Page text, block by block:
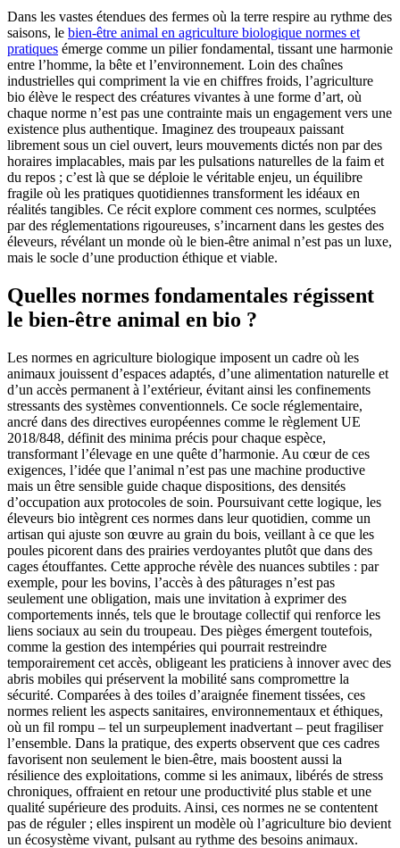
Dans les vastes étendues des fermes où la terre respire au rythme des
saisons, le bien-être animal en agriculture biologique normes et
pratiques émerge comme un pilier fondamental, tissant une harmonie
entre l’homme, la bête et l’environnement. Loin des chaînes
industrielles qui compriment la vie en chiffres froids, l’agriculture
bio élève le respect des créatures vivantes à une forme d’art, où
chaque norme n’est pas une contrainte mais un engagement vers une
existence plus authentique. Imaginez des troupeaux paissant
librement sous un ciel ouvert, leurs mouvements dictés non par des
horaires implacables, mais par les pulsations naturelles de la faim et
du repos ; c’est là que se déploie le véritable enjeu, un équilibre
fragile où les pratiques quotidiennes transforment les idéaux en
réalités tangibles. Ce récit explore comment ces normes, sculptées
par des réglementations rigoureuses, s’incarnent dans les gestes des
éleveurs, révélant un monde où le bien-être animal n’est pas un luxe,
mais le socle d’une production éthique et viable.
Quelles normes fondamentales régissent
le bien-être animal en bio ?
Les normes en agriculture biologique imposent un cadre où les
animaux jouissent d’espaces adaptés, d’une alimentation naturelle et
d’un accès permanent à l’extérieur, évitant ainsi les confinements
stressants des systèmes conventionnels. Ce socle réglementaire,
ancré dans des directives européennes comme le règlement UE
2018/848, définit des minima précis pour chaque espèce,
transformant l’élevage en une quête d’harmonie. Au cœur de ces
exigences, l’idée que l’animal n’est pas une machine productive
mais un être sensible guide chaque dispositions, des densités
d’occupation aux protocoles de soin. Poursuivant cette logique, les
éleveurs bio intègrent ces normes dans leur quotidien, comme un
artisan qui ajuste son œuvre au grain du bois, veillant à ce que les
poules picorent dans des prairies verdoyantes plutôt que dans des
cages étouffantes. Cette approche révèle des nuances subtiles : par
exemple, pour les bovins, l’accès à des pâturages n’est pas
seulement une obligation, mais une invitation à exprimer des
comportements innés, tels que le broutage collectif qui renforce les
liens sociaux au sein du troupeau. Des pièges émergent toutefois,
comme la gestion des intempéries qui pourrait restreindre
temporairement cet accès, obligeant les praticiens à innover avec des
abris mobiles qui préservent la mobilité sans compromettre la
sécurité. Comparées à des toiles d’araignée finement tissées, ces
normes relient les aspects sanitaires, environnementaux et éthiques,
où un fil rompu – tel un surpeuplement inadvertant – peut fragiliser
l’ensemble. Dans la pratique, des experts observent que ces cadres
favorisent non seulement le bien-être, mais boostent aussi la
résilience des exploitations, comme si les animaux, libérés de stress
chroniques, offraient en retour une productivité plus stable et une
qualité supérieure des produits. Ainsi, ces normes ne se contentent
pas de réguler ; elles inspirent un modèle où l’agriculture bio devient
un écosystème vivant, pulsant au rythme des besoins animaux.